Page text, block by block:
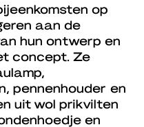
op
aan de
hun ontwerp en
concept. Ze
pennenhouder en
uit wol prikvilten
en